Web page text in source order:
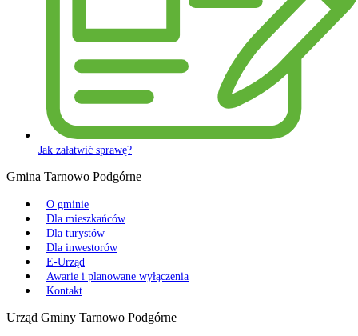
Jak załatwić sprawę?
Gmina Tarnowo Podgórne
O gminie
Dla mieszkańców
Dla turystów
Dla inwestorów
E-Urząd
Awarie i planowane wyłączenia
Kontakt
Urząd Gminy Tarnowo Podgórne